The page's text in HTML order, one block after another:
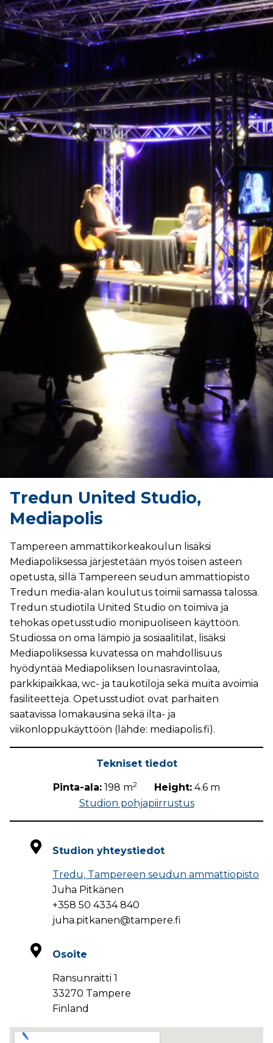
Tredun United Studio,
Mediapolis
Tampereen ammattikorkeakoulun lisäksi
Mediapoliksessa järjestetään myös toisen asteen
opetusta, sillä Tampereen seudun ammattiopisto
Tredun media-alan koulutus toimii samassa talossa.
Tredun studiotila United Studio on toimiva ja
tehokas opetusstudio monipuoliseen käyttöön.
Studiossa on oma lämpiö ja sosiaalitilat, lisäksi
Mediapoliksessa kuvatessa on mahdollisuus
hyödyntää Mediapoliksen lounasravintolaa,
parkkipaikkaa, wc- ja taukotiloja sekä muita avoimia
fasiliteetteja. Opetusstudiot ovat parhaiten
saatavissa lomakausina sekä ilta- ja
viikonloppukäyttöön (lähde: mediapolis.fi).
Tekniset tiedot
Pinta-ala: 198 m2 Height: 4.6 m
Studion pohjapiirrustus
Studion yhteystiedot
Tredu, Tampereen seudun ammattiopisto
Juha Pitkänen
+358 50 4334 840
juha.pitkanen@tampere.fi
Osoite
Ransunraitti 1
33270 Tampere
Finland